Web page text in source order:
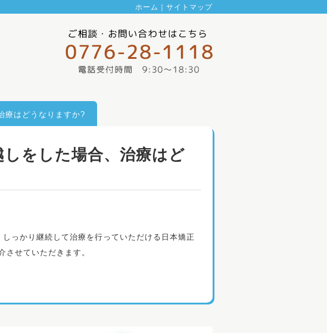
ホーム ｜ サイトマップ
療はどうなりますか?
をした場合、治療はど
っかり継続して治療を行っていただける日本矯正
せていただきます。